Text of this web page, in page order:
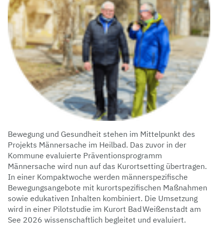
Bewegung und Gesundheit stehen im Mittelpunkt des
Projekts Männersache im Heilbad. Das zuvor in der
Kommune evaluierte Präventionsprogramm
Männersache wird nun auf das Kurortsetting übertragen.
In einer Kompaktwoche werden männerspezifische
Bewegungsangebote mit kurortspezifischen Maßnahmen
sowie edukativen Inhalten kombiniert. Die Umsetzung
wird in einer Pilotstudie im Kurort Bad Weißenstadt am
See 2026 wissenschaftlich begleitet und evaluiert.